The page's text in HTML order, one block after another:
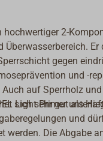
hochwertiger 2-
Überwasserbereich.
gegen
und -
auf Sperrholz
sich sehr gut als
Light Primer
und
werden. Die Abgabe